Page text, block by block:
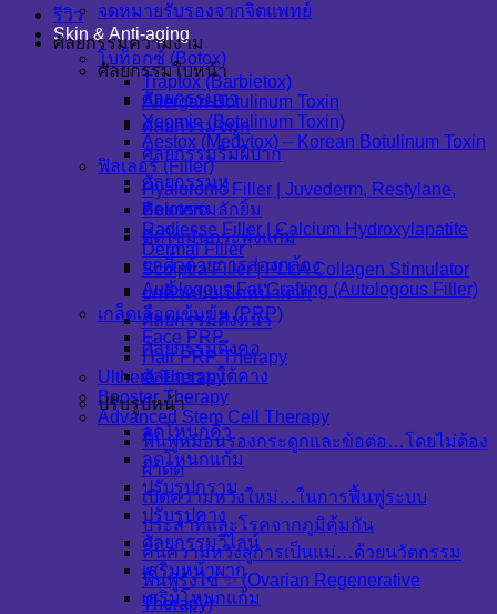
จดหมายรับรองจากจิตแพทย์
Skin & Anti-aging
โบท็อกซ์ (Botox)
Traptox (Barbietox)
Allergan Botulinum Toxin
Xeomin (Botulinum Toxin)
Aestox (Medytox) – Korean Botulinum Toxin
ฟิลเลอร์ (Filler)
Hyaluronic Filler | Juvederm, Restylane,
Belotero
Radiesse Filler | Calcium Hydroxylapatite
Dermal Filler
Sculptra Filler | PLLA Collagen Stimulator
Autologous Fat Grafting (Autologous Filler)
เกล็ดเลือดเข้มข้น (PRP)
Face PRP
Hair PRP Therapy
Ulthera Therapy
Booster Therapy
Advanced Stem Cell Therapy
ฟื้นฟูหมอนรองกระดูกและข้อต่อ…โดยไม่ต้อง
ผ่าตัด
เปิดความหวังใหม่…ในการฟื้นฟูระบบ
ประสาทและโรคจากภูมิคุ้มกัน
คืนความหวังสู่การเป็นแม่…ด้วยนวัตกรรม
ฟื้นฟูรังไข่ ✨ (Ovarian Regenerative
Therapy)
รีวิว
ศัลยกรรมความงาม
ศัลยกรรมใบหน้า
ศัลยกรรมตา
ศัลยกรรมจมูก
ศัลยกรรมริมฝีปาก
ศัลยกรรมหู
ศัลยกรรมลักยิ้ม
ตัดไขมันกระพุ้งแก้ม
ยกคิ้วด้วยการส่องกล้อง
ยกคิ้วแบบเปิดหน้าผาก
ศัลยกรรมดึงหน้า
ศัลยกรรมดึงคอ
ศัลยกรรมใต้คาง
ปรับรูปหน้า
ลดโหนกคิ้ว
ลดโหนกแก้ม
ปรับรูปกราม
ปรับรูปคาง
ศัลยกรรมวีไลน์
เสริมหน้าผาก
เสริมโหนกแก้ม